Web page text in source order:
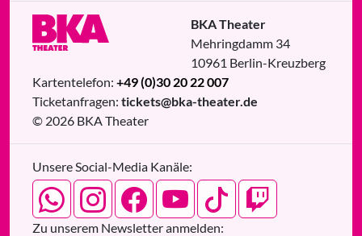
BKA Theater
Mehringdamm 34
10961 Berlin-Kreuzberg
Kartentelefon: +49 (0)30 20 22 007
Ticketanfragen: tickets@bka-theater.de
© 2026 BKA Theater
Unsere Social-Media Kanäle:
Zu unserem Newsletter anmelden: